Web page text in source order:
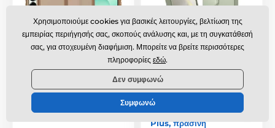
MagSafe, Samsung
Suritch MagSafe
Kickstand
Camprotector Θήκη
Samsung Galaxy S25
Plus, πράσινη
Χρησιμοποιούμε cookies για βασικές λειτουργίες, βελτίωση της
εμπειρίας περιήγησής σας, σκοπούς ανάλυσης και, με τη συγκατάθεσή
σας, για στοχευμένη διαφήμιση. Μπορείτε να βρείτε περισσότερες
πληροφορίες εδώ.
Δεν συμφωνώ
Συμφωνώ